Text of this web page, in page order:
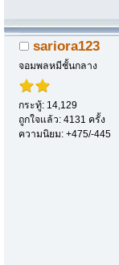
sariora123
จอมพลหมีชั้นกลาง
กระทู้: 14,129
ถูกใจแล้ว: 4131 ครั้ง
ความนิยม: +475/-445